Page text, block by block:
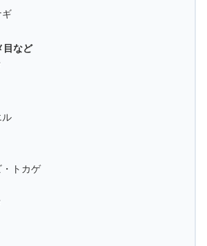
ギ
目など
ル
・トカゲ